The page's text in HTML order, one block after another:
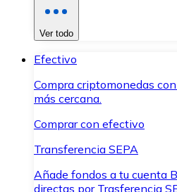
Ver todo
Efectivo
Compra criptomonedas
más cercana.
Comprar con efectivo
Transferencia SEPA
Añade fondos a tu cuenta
directas por Trasferencia